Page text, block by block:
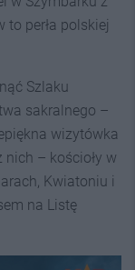
to perła polskiej
Szlaku
sakralnego –
wizytówka
– kościoły w
Kwiatoniu i
na Listę